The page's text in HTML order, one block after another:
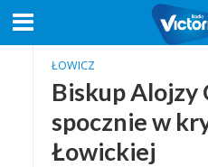
ŁOWICZ
Biskup Alojzy
spocznie w
Łowickiej